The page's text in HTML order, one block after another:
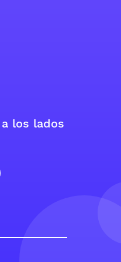
los lados